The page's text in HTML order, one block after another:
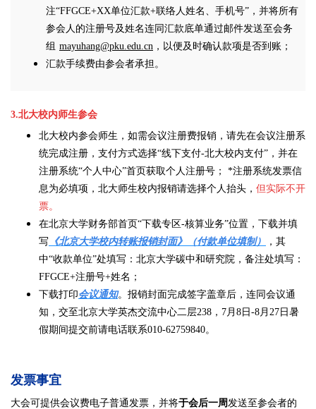
注“FFGCE+XX单位汇款+联络人姓名、手机号”，并将所有
参会人的注册号及姓名连同汇款底单通过邮件发送至会务
组 mayuhang@pku.edu.cn ，以便及时确认款项是否到账；
汇款手续费由参会者承担。
3.北大校内师生参会
北大校内参会师生，如需会议注册费报销，请先在会议注册系
统完成注册，支付方式选择“线下支付-北大校内支付”，并在
注册系统“个人中心”首页获取个人注册号 ； *注册系统发票信
息为必填项，北大师生校内报销请选择个人抬头， 但实际不开
票。
在北京大学财务部首页“下载专区-核算业务”位置，下载并填
写 《北京大学校内转账报销封面》（付款单位填制）
，其
中“收款单位”处填写：北京大学碳中和研究院，备注处填写：
FFGCE+注册号+姓名；
下载打印会议通知。报销封面完成签字盖章后，连同会议通
知， 交至北京大学英杰交流中心二层238，7月8日-8月27日暑
假期间提交前请电话联系010-62759840。
发票事宜
大会可提供会议费电子普通发票，并将于会后一周 发送至参会者的